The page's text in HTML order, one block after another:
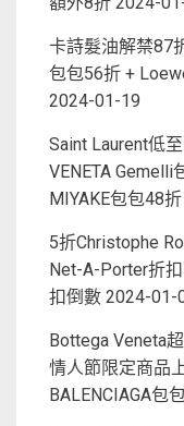
卡詩髮油解禁87
包包56折 +
2024-01-19
Saint Laurent低
VENETA Gemelli
MIYAKE包包48折
5折Christophe
Net-A-Porter折
扣倒數 2024-01-
Bottega Veneta
情人節限定商品
BALENCIAGA包